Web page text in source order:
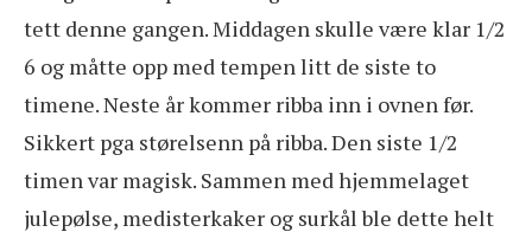
tett denne gangen. Middagen skulle være klar 1/2
6 og måtte opp med tempen litt de siste to
timene. Neste år kommer ribba inn i ovnen før.
Sikkert pga størelsenn på ribba. Den siste 1/2
timen var magisk. Sammen med hjemmelaget
julepølse, medisterkaker og surkål ble dette helt